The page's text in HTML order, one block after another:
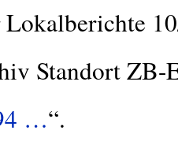
Standort
…“.